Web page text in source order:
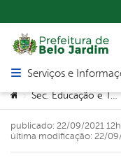
Abrir menu principal
Serviços e
Você está aqui:
> Sec. Educação e Tecnologia
publicado: 22/09/2021
última modificação: 22/